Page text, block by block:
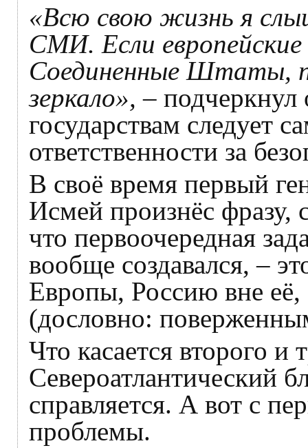
«Всю свою жизнь я
СМИ. Если
Соединенные Штаты,
зеркало»,– подчеркнул
государствам следует
ответственности за
В своё время первый
Исмей произнёс фразу,
что первоочередная
вообще создавался, –
Европы, Россию вне её,
(дословно:
Что касается второго и
Североатлантический
справляется. А вот с
проблемы.